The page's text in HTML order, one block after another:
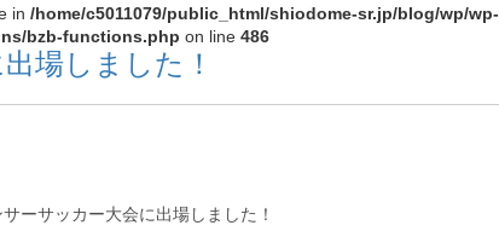
in /home/c5011079/public_html/shiodome-sr.jp/blog/wp/wp-
bzb-functions.php on line 486
場しました！
ーサッカー大会に出場しました！